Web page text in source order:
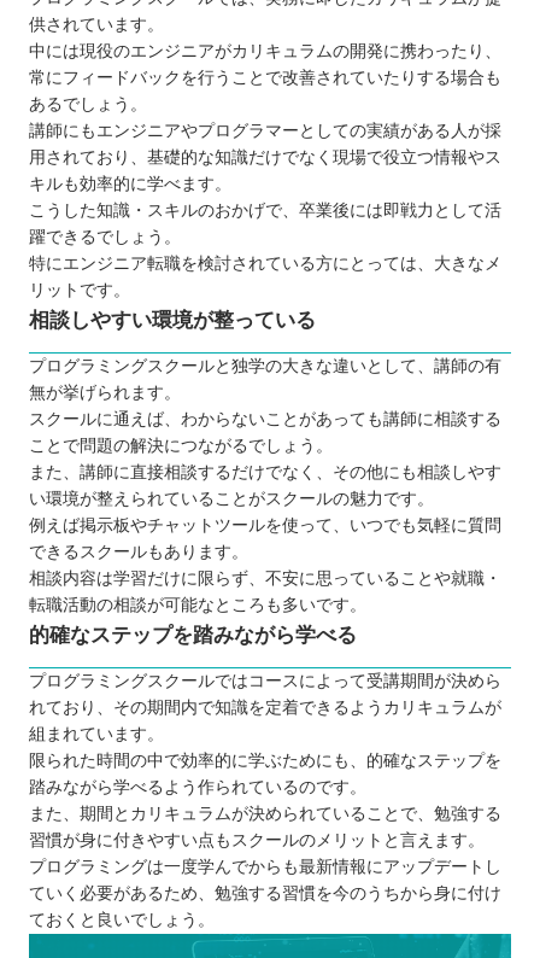
供されています。
中には現役のエンジニアがカリキュラムの開発に携わったり、
常にフィードバックを行うことで改善されていたりする場合も
あるでしょう。
講師にもエンジニアやプログラマーとしての実績がある人が採
用されており、基礎的な知識だけでなく現場で役立つ情報やス
キルも効率的に学べます。
こうした知識・スキルのおかげで、卒業後には即戦力として活
躍できるでしょう。
特にエンジニア転職を検討されている方にとっては、大きなメ
リットです。
相談しやすい環境が整っている
プログラミングスクールと独学の大きな違いとして、講師の有
無が挙げられます。
スクールに通えば、わからないことがあっても講師に相談する
ことで問題の解決につながるでしょう。
また、講師に直接相談するだけでなく、その他にも相談しやす
い環境が整えられていることがスクールの魅力です。
例えば掲示板やチャットツールを使って、いつでも気軽に質問
できるスクールもあります。
相談内容は学習だけに限らず、不安に思っていることや就職・
転職活動の相談が可能なところも多いです。
的確なステップを踏みながら学べる
プログラミングスクールではコースによって受講期間が決めら
れており、その期間内で知識を定着できるようカリキュラムが
組まれています。
限られた時間の中で効率的に学ぶためにも、的確なステップを
踏みながら学べるよう作られているのです。
また、期間とカリキュラムが決められていることで、勉強する
習慣が身に付きやすい点もスクールのメリットと言えます。
プログラミングは一度学んでからも最新情報にアップデートし
ていく必要があるため、勉強する習慣を今のうちから身に付け
ておくと良いでしょう。